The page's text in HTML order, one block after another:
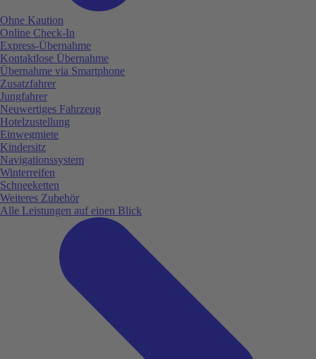
Ohne Kaution
Online Check-In
Express-Übernahme
Kontaktlose Übernahme
Übernahme via Smartphone
Zusatzfahrer
Jungfahrer
Neuwertiges Fahrzeug
Hotelzustellung
Einwegmiete
Kindersitz
Navigationssystem
Winterreifen
Schneeketten
Weiteres Zubehör
Alle Leistungen auf einen Blick